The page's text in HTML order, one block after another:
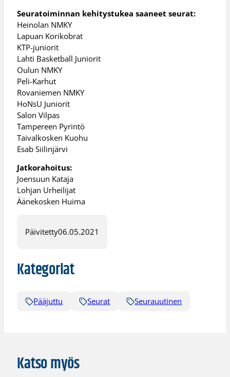
Seuratoiminnan kehitystukea saaneet seurat:
Heinolan NMKY
Lapuan Korikobrat
KTP-juniorit
Lahti Basketball Juniorit
Oulun NMKY
Peli-Karhut
Rovaniemen NMKY
HoNsU Juniorit
Salon Vilpas
Tampereen Pyrintö
Taivalkosken Kuohu
Esab Siilinjärvi
Jatkorahoitus:
Joensuun Kataja
Lohjan Urheilijat
Äänekosken Huima
Päivitetty06.05.2021
Kategoriat
Pääjuttu Seurat Seurauutinen
Katso myös